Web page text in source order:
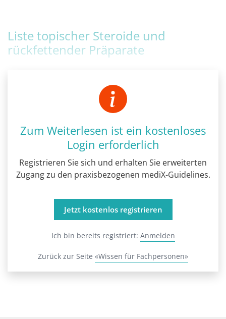
Liste topischer Steroide und
rückfettender Präparate
Zum Weiterlesen ist ein kostenloses
Login erforderlich
Registrieren Sie sich und erhalten Sie erweiterten
Zugang zu den praxisbezogenen mediX-Guidelines.
Jetzt kostenlos registrieren
Ich bin bereits registriert: Anmelden
Zurück zur Seite «Wissen für Fachpersonen»